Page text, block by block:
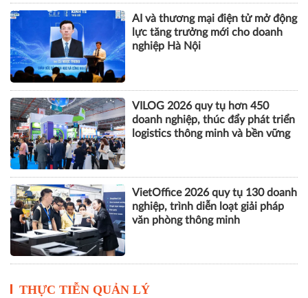
AI và thương mại điện tử mở động
lực tăng trưởng mới cho doanh
nghiệp Hà Nội
VILOG 2026 quy tụ hơn 450
doanh nghiệp, thúc đẩy phát triển
logistics thông minh và bền vững
VietOffice 2026 quy tụ 130 doanh
nghiệp, trình diễn loạt giải pháp
văn phòng thông minh
THỰC TIỄN QUẢN LÝ